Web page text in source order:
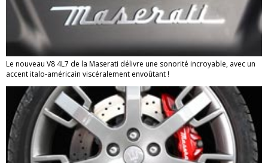
Le nouveau V8 4L7 de la Maserati délivre une sonorité incroyable, avec un
accent italo-américain viscéralement envoûtant !